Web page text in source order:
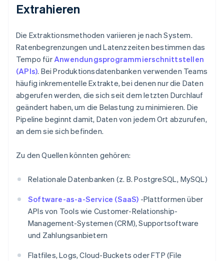
Extrahieren
Die Extraktionsmethoden variieren je nach System.
Ratenbegrenzungen und Latenzzeiten bestimmen das
Tempo fürAnwendungsprogrammierschnittstellen
(APIs). Bei Produktionsdatenbanken verwenden Teams
häufig inkrementelle Extrakte, bei denen nur die Daten
abgerufen werden, die sich seit dem letzten Durchlauf
geändert haben, um die Belastung zu minimieren. Die
Pipeline beginnt damit, Daten von jedem Ort abzurufen,
an dem sie sich befinden.
Zu den Quellen könnten gehören:
Relationale Datenbanken (z. B. PostgreSQL, MySQL)
Software-as-a-Service (SaaS) -Plattformen über
APIs von Tools wie Customer-Relationship-
Management-Systemen (CRM), Supportsoftware
und Zahlungsanbietern
Flatfiles, Logs, Cloud-Buckets oder FTP (File